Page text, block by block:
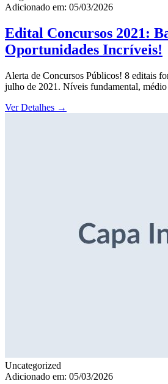
Adicionado em: 05/03/2026
Edital Concursos 2021:
Oportunidades Incríveis!
Alerta de Concursos Públicos! 8 editais
julho de 2021. Níveis fundamental,
Ver Detalhes →
Uncategorized
Adicionado em: 05/03/2026